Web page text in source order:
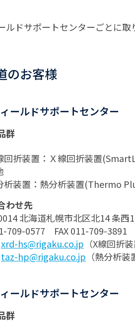
ルドサポートセンターごとに取
のお客様
ールドサポートセンター
群
回折装置：Ｘ線回折装置
析装置：熱分析装置(Thermo
わせ先
北海道札幌市北区北14 条
709-0577 FAX 011-709-3891
xrd-hs@rigaku.co.jp （X線回折装
taz-hp@rigaku.co.jp （熱分析装
ールドサポートセンター
群